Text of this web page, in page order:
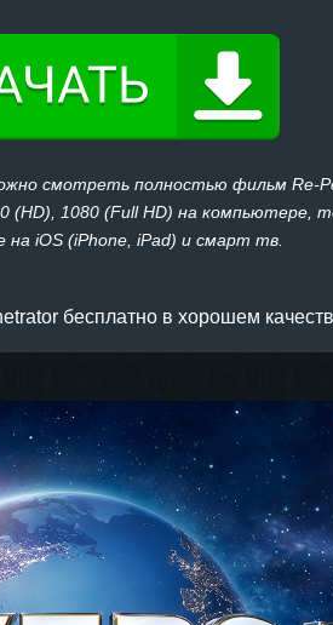
смотреть полностью фильм Re-
(HD), 1080 (Full HD) на компьютере,
на iOS (iPhone, iPad) и смарт тв.
бесплатно в хорошем